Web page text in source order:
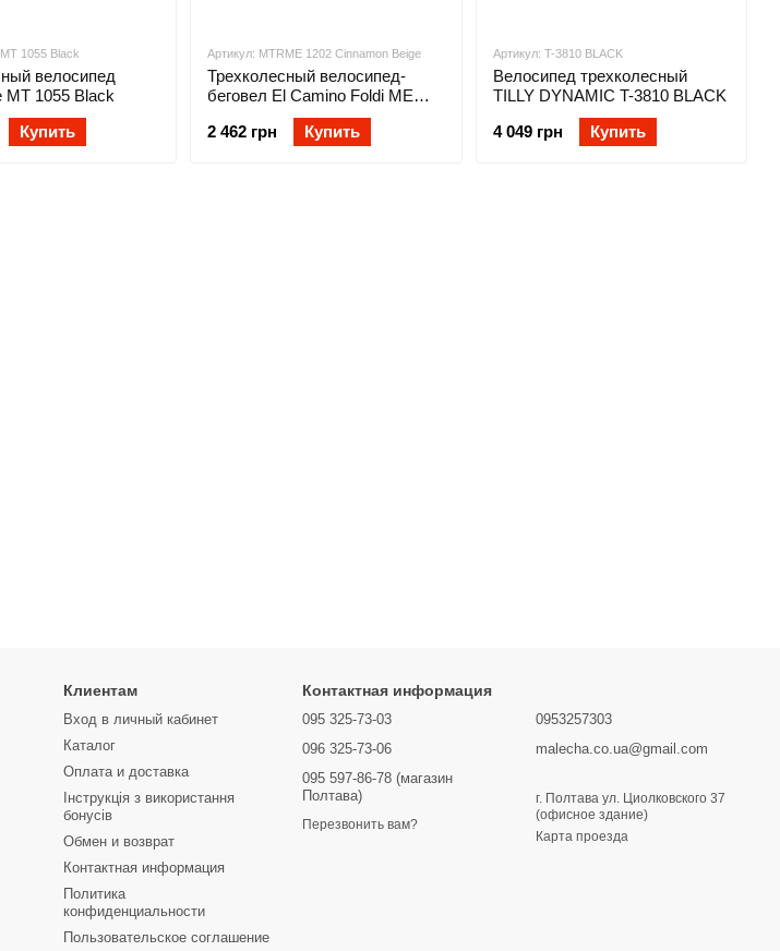
1055 Black
велосипед
MT 1055 Black
Купить
Артикул: MTRME 1202 Сinnamon Beige
Трехколесный велосипед-
беговел El Camino Foldi ME
1202 Cinnamon Beige (Эль
Камино Фолди)
2 462 грн Купить
Артикул: T-3810 BLACK
Велосипед трехколесный
TILLY DYNAMIC T-3810 BLACK
4 049 грн
Купить
Клиентам
Вход в личный кабинет
Каталог
Оплата и доставка
Інструкція з використання
бонусів
Обмен и возврат
Контактная информация
Политика
конфиденциальности
Пользовательское соглашение
Контактная информация
095 325-73-03
096 325-73-06
095 597-86-78 (магазин
Полтава)
Перезвонить вам?
0953257303
malecha.co.ua@gmail.com
г. Полтава ул. Циолковского 37
(офисное здание)
Карта проезда